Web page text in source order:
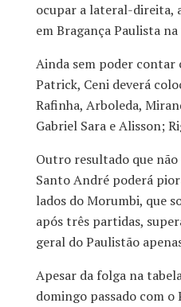
ocupar a lateral-direita,
em Bragança Paulista
Ainda sem poder contar
Patrick, Ceni deverá
Rafinha, Arboleda,
Gabriel Sara e Alisson;
Outro resultado que
Santo André poderá
lados do Morumbi, que
após três partidas,
geral do Paulistão
Apesar da folga na
domingo passado com o